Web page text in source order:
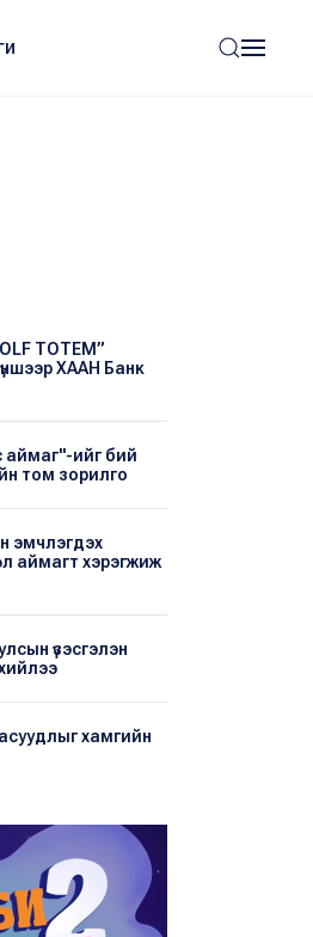
TOTEM”
ХААН Банк
аймаг"-ийг бий
том зорилго
эмчлэгдэх
аймагт хэрэгжиж
үзэсгэлэн
хамгийн